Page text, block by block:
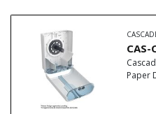
CAS-
Cascades PRO Tandem Jumbo Toilet
Paper